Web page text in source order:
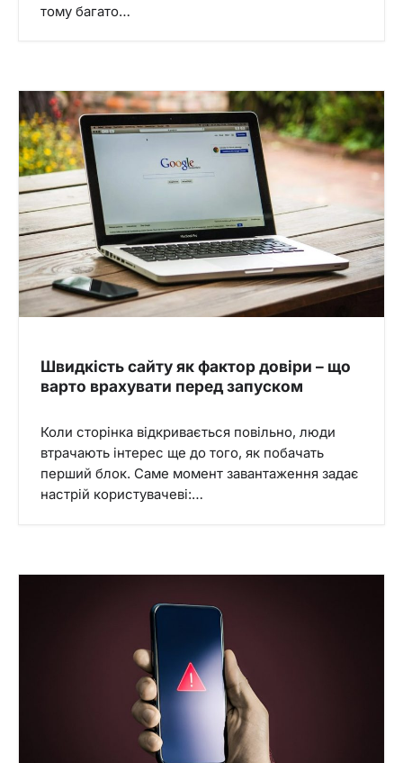
тому багато…
Швидкість сайту як фактор довіри – що
варто врахувати перед запуском
Коли сторінка відкривається повільно, люди
втрачають інтерес ще до того, як побачать
перший блок. Саме момент завантаження задає
настрій користувачеві:…